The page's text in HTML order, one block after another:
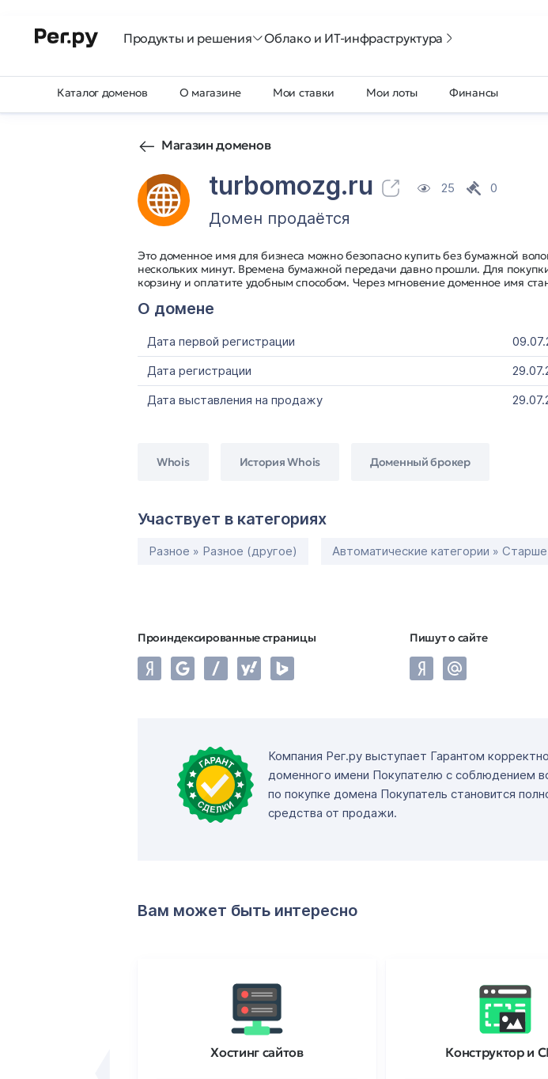
Продукты и решения Облако и ИТ-инфраструктура
Каталог доменов О магазине Мои ставки Мои лоты Финансы
Магазин доменов
turbomozg.ru 25 0
Домен продаётся
Это доменное имя для бизнеса можно безопасно купить без бумажной
нескольких минут. Времена бумажной передачи давно прошли. Для
корзину и оплатите удобным способом. Через мгновение доменное имя
О домене
Дата первой регистрации
Дата регистрации
Дата выставления на продажу
Whois История Whois Доменный брокер
Участвует в категориях
Разное » Разное (другое) Автоматические категории »
Проиндексированные страницы Пишут о сайте
Компания Рег.ру выступает Гарантом
доменного имени Покупателю с соблюдением
по покупке домена Покупатель становится
средства от продажи.
Вам может быть интересно
Хостинг сайтов Конструктор и